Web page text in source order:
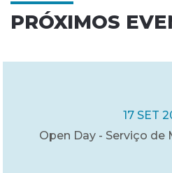
PRÓXIMOS
17 SET
Open Day - Serviço de